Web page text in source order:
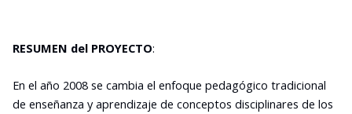
RESUMEN del PROYECTO:
En el año 2008 se cambia el enfoque pedagógico tradicional
de enseñanza y aprendizaje de conceptos disciplinares de los